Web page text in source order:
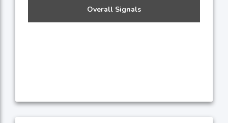
Overall Signals